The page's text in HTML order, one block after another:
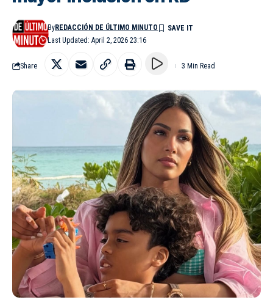
Last Updated: April 2, 2026 23:16
ByREDACCIÓN DE ÚLTIMO MINUTO
Share 3 Min Read